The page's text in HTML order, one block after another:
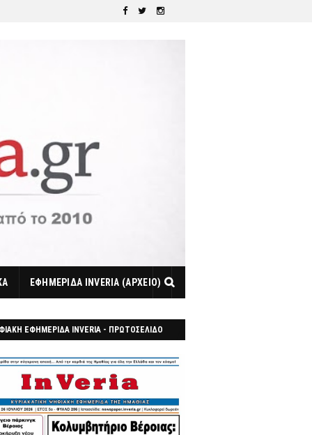
ΕΦΗΜΕΡΙΔΑ INVERIA (ΑΡΧΕΙΟ)
ΕΦΗΜΕΡΙΔΑ INVERIA - ΠΡΩΤΟΣΕΛΙΔΟ